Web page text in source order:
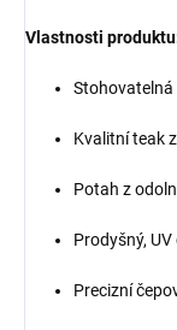
Vlastnosti
Kvalitní teak
Potah z
Prodyšný,
Precizní